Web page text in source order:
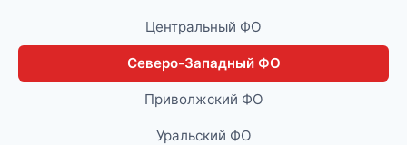
Центральный ФО
Северо-Западный ФО
Приволжский ФО
Уральский ФО